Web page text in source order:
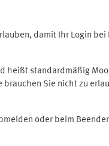
damit Ihr Login
standardmäßig
Sie nicht zu
oder beim